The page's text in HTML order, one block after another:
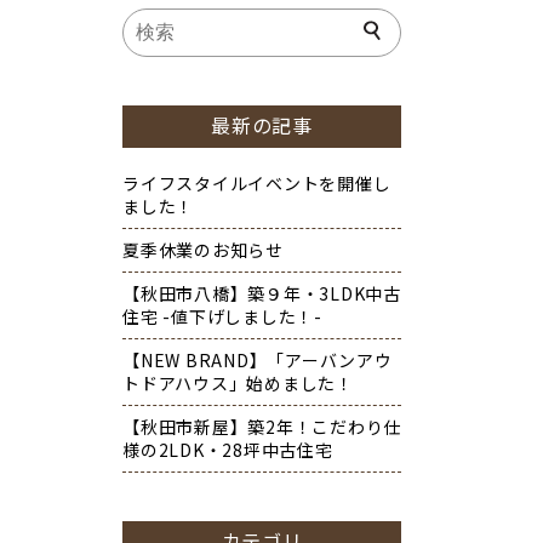
最新の記事
ライフスタイルイベントを開催し
ました！
夏季休業のお知らせ
【秋田市八橋】築９年・3LDK中古
住宅 -値下げしました！-
【NEW BRAND】「アーバンアウ
トドアハウス」始めました！
【秋田市新屋】築2年！こだわり仕
様の2LDK・28坪中古住宅